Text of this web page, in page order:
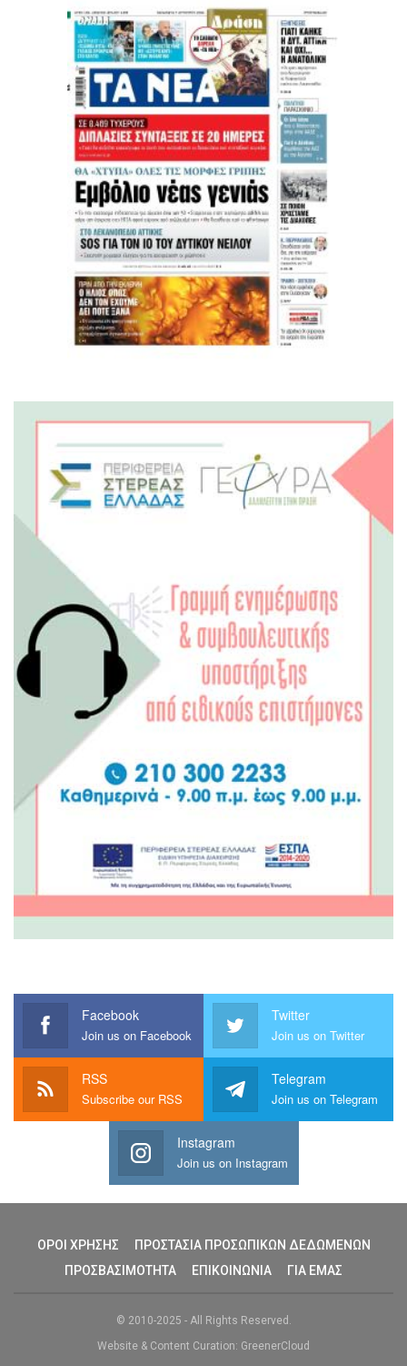
Facebook
Join us on Facebook
Twitter
Join us on Twitter
RSS
Subscribe our RSS
Telegram
Join us on Telegram
Instagram
Join us on Instagram
ΟΡΟΙ ΧΡΗΣΗΣ
ΠΡΟΣΤΑΣΙΑ ΠΡΟΣΩΠΙΚΩΝ ΔΕΔΩΜΕΝΩΝ
ΠΡΟΣΒΑΣΙΜΟΤΗΤΑ
ΕΠΙΚΟΙΝΩΝΙΑ ΓΙΑ ΕΜΑΣ
© 2010-2025 - All Rights Reserved.
Website & Content Curation: GreenerCloud